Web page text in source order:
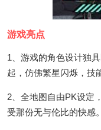
游戏亮点
1、游戏的角色设计独
起，仿佛繁星闪烁，技
2、全地图自由PK设定
受那份无与伦比的快感。